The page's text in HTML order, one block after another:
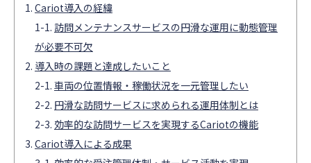
Cariot導入の経緯
訪問メンテナンスサービスの円滑な運用に動態管理
が必要不可欠
導入時の課題と達成したいこと
車両の位置情報・稼働状況を一元管理したい
円滑な訪問サービスに求められる運用体制とは
効率的な訪問サービスを実現するCariotの機能
Cariot導入による成果